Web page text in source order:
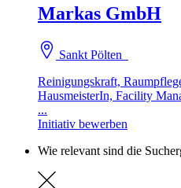
Markas GmbH
Sankt Pölten
Reinigungskraft,
HausmeisterIn, Facility
...
Initiativ bewerben
Wie relevant sind die